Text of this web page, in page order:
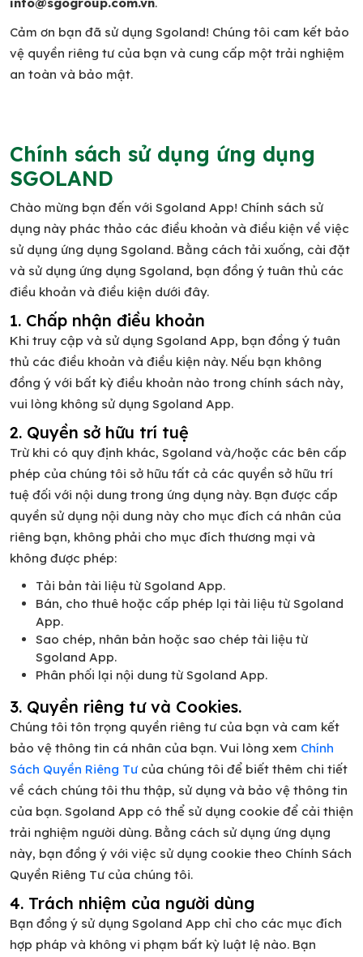
Cảm ơn bạn đã sử dụng Sgoland! Chúng tôi cam kết bảo
vệ quyền riêng tư của bạn và cung cấp một trải nghiệm
an toàn và bảo mật.
Chính sách sử dụng ứng dụng
SGOLAND
Chào mừng bạn đến với Sgoland App! Chính sách sử
dụng này phác thảo các điều khoản và điều kiện về việc
sử dụng ứng dụng Sgoland. Bằng cách tải xuống, cài đặt
và sử dụng ứng dụng Sgoland, bạn đồng ý tuân thủ các
điều khoản và điều kiện dưới đây.
1. Chấp nhận điều khoản
Khi truy cập và sử dụng Sgoland App, bạn đồng ý tuân
thủ các điều khoản và điều kiện này. Nếu bạn không
đồng ý với bất kỳ điều khoản nào trong chính sách này,
vui lòng không sử dụng Sgoland App.
2. Quyền sở hữu trí tuệ
Trừ khi có quy định khác, Sgoland và/hoặc các bên cấp
phép của chúng tôi sở hữu tất cả các quyền sở hữu trí
tuệ đối với nội dung trong ứng dụng này. Bạn được cấp
quyền sử dụng nội dung này cho mục đích cá nhân của
riêng bạn, không phải cho mục đích thương mại và
không được phép:
Tải bản tài liệu từ Sgoland App.
Bán, cho thuê hoặc cấp phép lại tài liệu từ Sgoland
App.
Sao chép, nhân bản hoặc sao chép tài liệu từ
Sgoland App.
Phân phối lại nội dung từ Sgoland App.
3. Quyền riêng tư và Cookies.
Chúng tôi tôn trọng quyền riêng tư của bạn và cam kết
bảo vệ thông tin cá nhân của bạn. Vui lòng xem Chính
Sách Quyền Riêng Tư của chúng tôi để biết thêm chi tiết
về cách chúng tôi thu thập, sử dụng và bảo vệ thông tin
của bạn. Sgoland App có thể sử dụng cookie để cải thiện
trải nghiệm người dùng. Bằng cách sử dụng ứng dụng
này, bạn đồng ý với việc sử dụng cookie theo Chính Sách
Quyền Riêng Tư của chúng tôi.
4. Trách nhiệm của người dùng
Bạn đồng ý sử dụng Sgoland App chỉ cho các mục đích
hợp pháp và không vi phạm bất kỳ luật lệ nào. Bạn